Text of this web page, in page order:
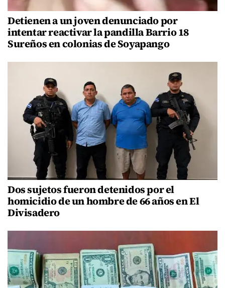
Detienen a un joven denunciado por
intentar reactivar la pandilla Barrio 18
Sureños en colonias de Soyapango
Dos sujetos fueron detenidos por el
homicidio de un hombre de 66 años en El
Divisadero